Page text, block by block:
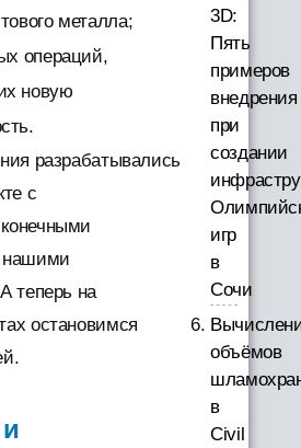
металла;
операций,
новую
разрабатывались
с
нашими
теперь на
остановимся
3D:
Пять
примеров
внедрения
при
создании
игр
в
Сочи
объёмов
в
Civil